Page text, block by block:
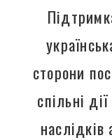
сторони
спільні
наслідків